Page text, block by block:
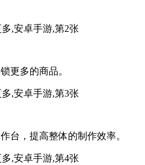
更多的商品。
台，提高整体的制作效率。